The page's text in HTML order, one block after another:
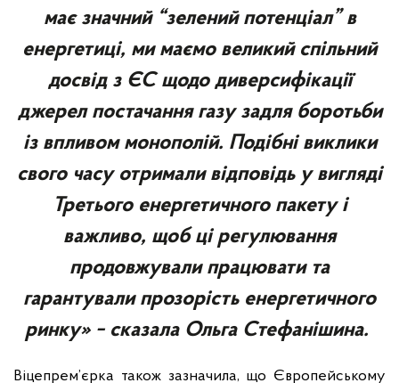
має значний “зелений потенціал” в
енергетиці, ми маємо великий спільний
досвід з ЄС щодо диверсифікації
джерел постачання газу задля боротьби
із впливом монополій. Подібні виклики
свого часу отримали відповідь у вигляді
Третього енергетичного пакету і
важливо, щоб ці регулювання
продовжували працювати та
гарантували прозорість енергетичного
ринку» − сказала Ольга Стефанішина.
Віцепрем’єрка також зазначила, що Європейському